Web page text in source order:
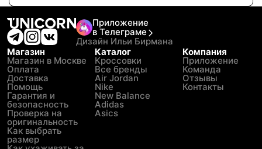
Приложение
в Телеграме
Дизайн Ильи Бирмана
Магазин
Магазин в Москве
Оплата
Доставка
Помощь
Гарантия и
безопасность
Проверка на
оригинальность
Как выбрать
размер
Каталог
Кроссовки
Все бренды
Air Jordan
Nike
New Balance
Adidas
Asics
Компания
Приложение
Команда
Отзывы
Контакты